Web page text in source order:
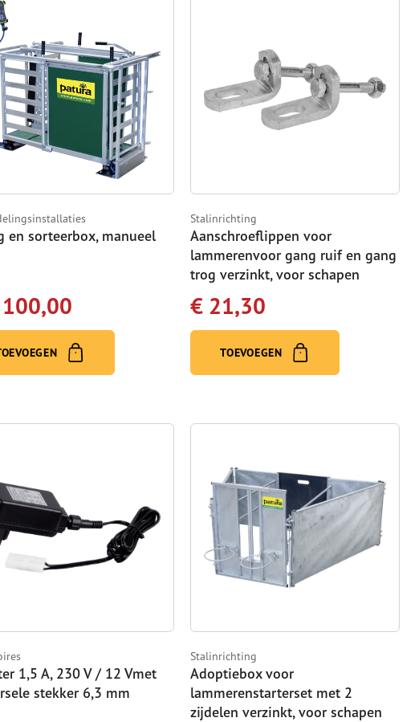
en sorteerbox, manueel
Stalinrichting
Aanschroeflippen voor
lammerenvoor gang ruif en gang
trog verzinkt, voor schapen
€ 21,30
TOEVOEGEN
1,5 A, 230 V / 12 Vmet
stekker 6,3 mm
Stalinrichting
Adoptiebox voor
lammerenstarterset met 2
zijdelen verzinkt, voor schapen